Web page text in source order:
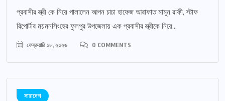
প্রবাসীর স্ত্রী কে নিয়ে পালালেন আপন চাচা হাফেজ আরাফাত মামুন রাফী, স্টাফ
রিপোর্টার ময়মনসিংহের ফুলপুর উপজেলায় এক প্রবাসীর স্ত্রীকে নিয়ে...
ফেব্রুয়ারি ১৮, ২০২৬ 0 COMMENTS
সারাদেশ